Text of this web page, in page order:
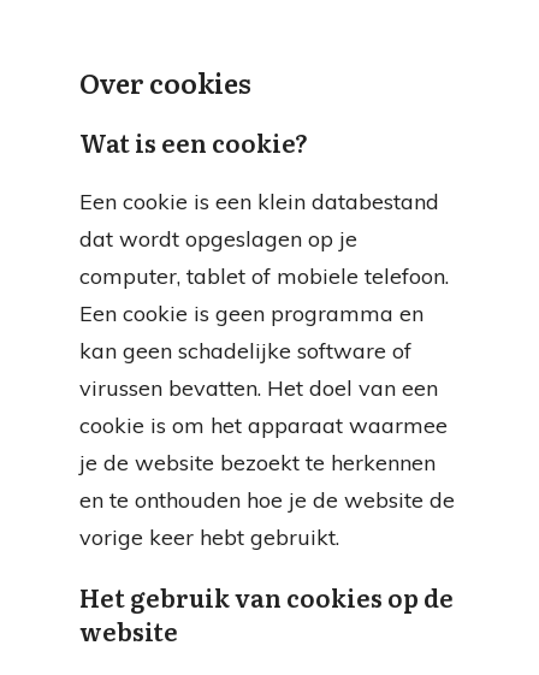
Over cookies
Wat is een cookie?
Een cookie is een klein databestand
dat wordt opgeslagen op je
computer, tablet of mobiele telefoon.
Een cookie is geen programma en
kan geen schadelijke software of
virussen bevatten. Het doel van een
cookie is om het apparaat waarmee
je de website bezoekt te herkennen
en te onthouden hoe je de website de
vorige keer hebt gebruikt.
Het gebruik van cookies op de
website